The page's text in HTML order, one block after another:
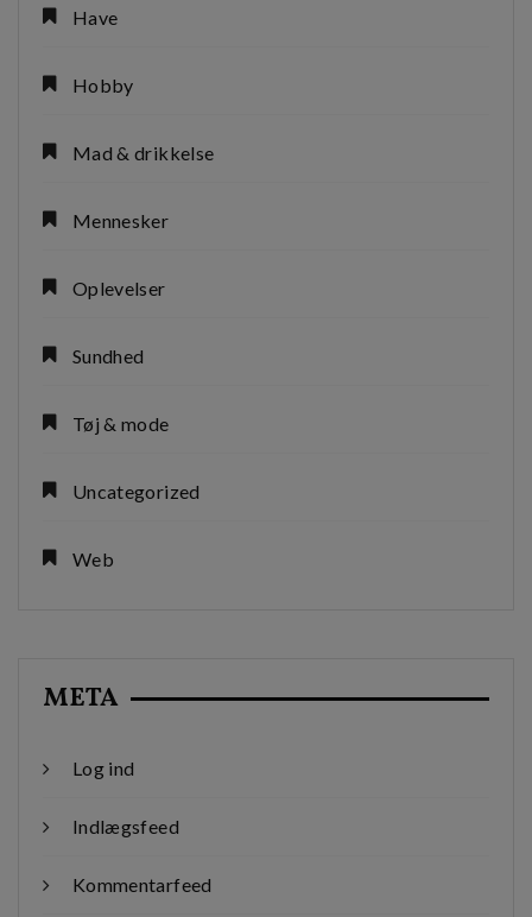
Have
Hobby
Mad & drikkelse
Mennesker
Oplevelser
Sundhed
Tøj & mode
Uncategorized
Web
META
Log ind
Indlægsfeed
Kommentarfeed